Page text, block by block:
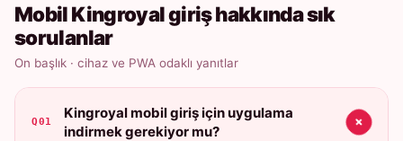
Mobil Kingroyal giriş hakkında sık
sorulanlar
On başlık · cihaz ve PWA odaklı yanıtlar
Q01
Kingroyal mobil giriş için uygulama
indirmek gerekiyor mu?
+